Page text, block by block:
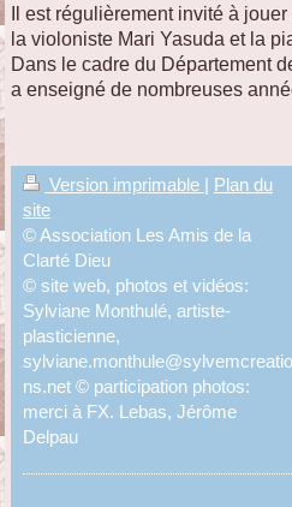
Il est régulièrement invité à
la violoniste Mari Yasuda et la
Dans le cadre du Département
a enseigné de nombreuses
Version imprimable | Plan du
site
© Association Les Amis de la
Clarté Dieu
© site web, photos et vidéos:
Sylviane Monthulé, artiste-
plasticienne,
sylviane.monthule@sylvemcreatio
ns.net © participation photos:
merci à FX. Lebas, Jérôme
Delpau